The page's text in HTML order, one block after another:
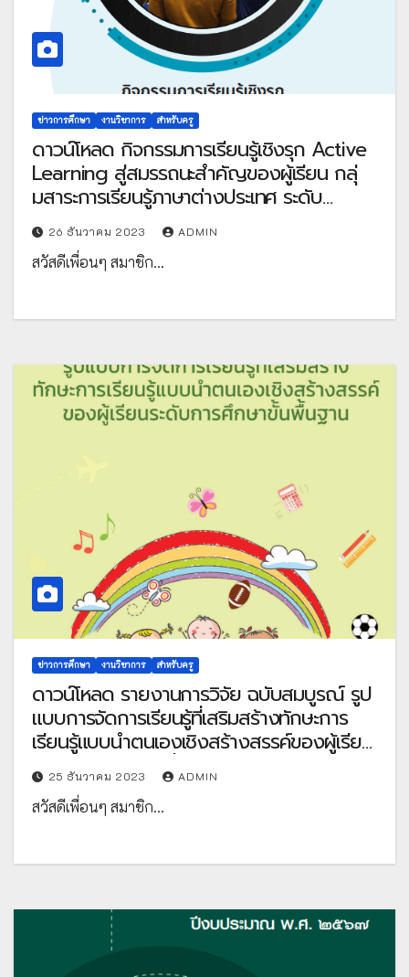
ข่าวการศึกษา งานวิชาการ สำหรับครู
ดาวน์โหลด กิจกรรมการเรียนรู้เชิงรุก Active
Learning สู่สมรรถนะสำคัญของผู้เรียน กลุ่
มสาระการเรียนรู้ภาษาต่างประเทศ ระดับ
มัธยมศึกษา โดย สำนักวิชาการและมาตรฐาน
การศึกษา สำนักงานคณะกรรมการการศึกษา
ขั้นพื้นฐาน
26 ธันวาคม 2023 ADMIN
สวัสดีเพื่อนๆ สมาชิก…
ข่าวการศึกษา งานวิชาการ สำหรับครู
ดาวน์โหลด รายงานการวิจัย ฉบับสมบูรณ์ รูป
แบบการจัดการเรียนรู้ที่เสริมสร้างทักษะการ
เรียนรู้แบบนำตนเองเชิงสร้างสรรค์ของผู้เรียน
ระดับการศึกษาขั้นพื้นฐาน โดย สำนักงาน
เลขาธิการสภาการศึกษา กระทรวงศึกษาธิการ
25 ธันวาคม 2023 ADMIN
สวัสดีเพื่อนๆ สมาชิก…